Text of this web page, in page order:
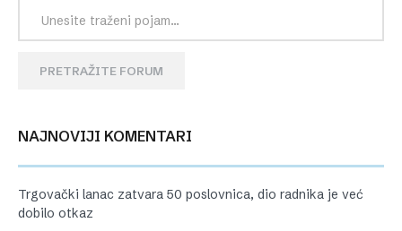
PRETRAŽITE FORUM
NAJNOVIJI KOMENTARI
Trgovački lanac zatvara 50 poslovnica, dio radnika je već
dobilo otkaz